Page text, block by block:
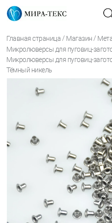
Главная страница / Магазин /
Микролюверсы для пуговиц-
Микролюверсы для пуговиц-
Тёмный никель